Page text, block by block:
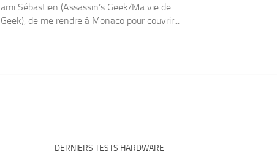
ami Sébastien (Assassin’s Geek/Ma vie de
Geek), de me rendre à Monaco pour couvrir...
DERNIERS TESTS HARDWARE